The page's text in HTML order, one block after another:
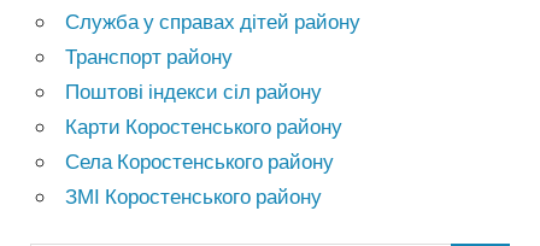
Служба у справах дітей району
Транспорт району
Поштові індекси сіл району
Карти Коростенського району
Села Коростенського району
ЗМІ Коростенського району